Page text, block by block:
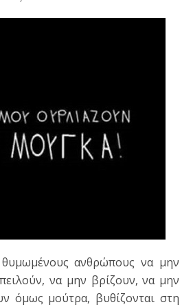
να μην βρίζουν, να μην
όμως μούτρα, βυθίζονται στη